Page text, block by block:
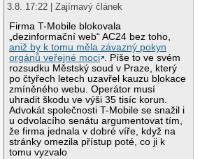
3.8. 17:22 | Zajímavý článek
Firma T-Mobile blokovala
„dezinformační web“ AC24 bez toho,
aniž by k tomu měla závazný pokyn
orgánů veřejné moci . Píše to ve svém
rozsudku Městský soud v Praze, který
po čtyřech letech uzavřel kauzu blokace
zmíněného webu. Operátor musí
uhradit škodu ve výši 35 tisíc korun.
Advokát společnosti T-Mobile se snažil i
u odvolacího senátu argumentovat tím,
že firma jednala v dobré víře, když na
stránky omezila přístup poté, co ji k
tomu vyzvalo